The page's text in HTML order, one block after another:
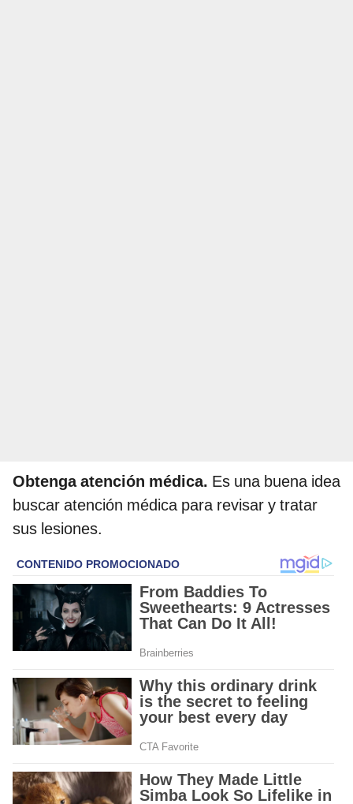
Obtenga atención médica. Es una buena idea
buscar atención médica para revisar y tratar
sus lesiones.